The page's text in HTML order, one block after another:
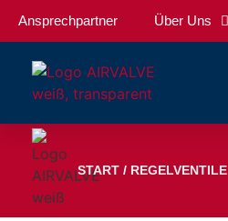
Ansprechpartner Über Uns
START / REGELVENTILE